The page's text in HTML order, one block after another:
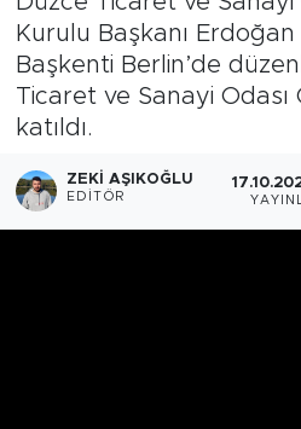
Kurulu Başkanı Erdoğan
Başkenti Berlin’de
Ticaret ve Sanayi Odası
katıldı.
ZEKI AŞIKOĞLU
EDITÖR
Öncü TV İzle
Son Dakika Haberleri
Haber Arşivi